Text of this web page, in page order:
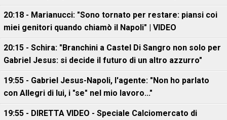
20:18 - Marianucci: "Sono tornato per restare: piansi coi
miei genitori quando chiamò il Napoli" | VIDEO
20:15 - Schira: "Branchini a Castel Di Sangro non solo per
Gabriel Jesus: si decide il futuro di un altro azzurro"
19:55 - Gabriel Jesus-Napoli, l'agente: "Non ho parlato
con Allegri di lui, i "se" nel mio lavoro..."
19:55 - DIRETTA VIDEO - Speciale Calciomercato di